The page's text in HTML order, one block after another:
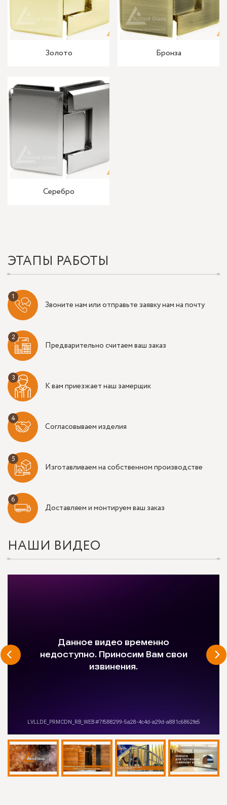
Золото Бронза
Серебро
ЭТАПЫ РАБОТЫ
Звоните нам или отправьте заявку нам на почту
Предварительно считаем ваш заказ
К вам приезжает наш замерщик
Согласовываем изделия
Изготавливаем на собственном производстве
Доставляем и монтируем ваш заказ
НАШИ ВИДЕО